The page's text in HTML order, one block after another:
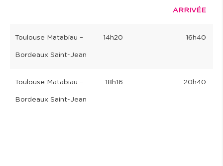
ARRIVÉE
Toulouse Matabiau –
Bordeaux Saint-Jean
14h20 16h40
Toulouse Matabiau –
Bordeaux Saint-Jean
18h16 20h40